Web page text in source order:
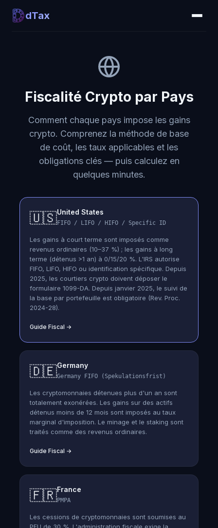
dTax
Fiscalité Crypto par Pays
Comment chaque pays impose les gains
crypto. Comprenez la méthode de base
de coût, les taux applicables et les
obligations clés — puis calculez en
quelques minutes.
🇺🇸United States
FIFO / LIFO / HIFO / Specific ID
Les gains à court terme sont imposés comme
revenus ordinaires (10–37 %) ; les gains à long
terme (détenus >1 an) à 0/15/20 %. L'IRS autorise
FIFO, LIFO, HIFO ou identification spécifique. Depuis
2025, les courtiers crypto doivent déposer le
formulaire 1099-DA. Depuis janvier 2025, le suivi de
la base par portefeuille est obligatoire (Rev. Proc.
2024-28).
Guide Fiscal →
🇩🇪Germany
Germany FIFO (Spekulationsfrist)
Les cryptomonnaies détenues plus d'un an sont
totalement exonérées. Les gains sur des actifs
détenus moins de 12 mois sont imposés au taux
marginal d'imposition. Le minage et le staking sont
traités comme des revenus ordinaires.
Guide Fiscal →
🇫🇷France
PMPA
Les cessions de cryptomonnaies sont soumises au